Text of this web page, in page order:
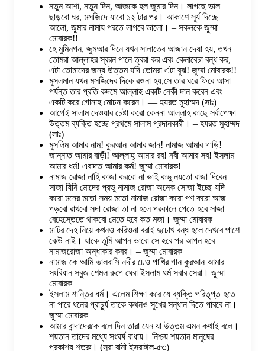
নতুন আশা, নতুন দিন, আজকে হল জুমার দিন। লাগছে ভাল
ছাড়বো ঘর, মসজিদে যাবো ১২ টার পর। আকাশে সূর্য দিচ্ছে
আলো, জুমার নামায পরতে লাগবে ভালো। – সকলকে জুম্মা
মোবারক!!
হে মুমিনগন, জুমআর দিনে যখন সালাতের আজান দেয়া হয়, তখন
তোমরা আল্লাহর স্বরন পানে ত্বরা কর এবং কেনাবেচা বন্ধ কর,
এটা তোমাদের জন্য উত্তম যদি তোমরা এটা বুঝ! জুম্মা মোবারক!!
মুসলমান যখন মসজিদের দিকে রওনা হয়,সে তার ঘরে ফিরে আসা
পর্যন্ত তার প্রতি কদমে আল্লাহ একটি নেকী দান করেন এবং
একটি করে গোনাহ মোচন করেন। — হযরত মুহাম্মদ (সাঃ)
আগেই সালাম দেওয়ার চেষ্টা করো কেননা আল্লাহ কাছে সর্বাপেক্ষা
উত্তম ব্যক্তি হচ্ছে প্রথমে সালাম প্রদানকারী। – হযরত মুহাম্মদ
(সাঃ)
মুসলিম আমার নাম! কুরআন আমার জান! নামাজ আমার গাড়ি!
জান্নাত আমার বাড়ী! আল্লাহ্ আমার রব! নবী আমার সব! ইসলাম
আমার ধর্ম! এবাদত আমার কর্ম! জুম্মা মোবারক!
নামাজ রোজা নাহি কাজা করবো না ভাই কভু নয়তো রাজা দিবেন
সাজা যিনি মোদের প্রভু নামাজ রোজা অনেক সোজা ইচ্ছে যদি
করো মনের মতো সময় মতো নামাজ রোজা করো পণ করো আজ
পড়বো রাখবো সদা রোজা তা না হলে পরকালে পেতে হবে সাজা
বেহেস্তেতে থাকবো মেতে হবে কত মজা। জুম্মা মোবারক
মাটির দেহ নিয়ে কখনও করিওনা বরাই দুচোখ বন্ধ হলে দেখবে পাশে
কেউ নাই। যাকে তুমি আপন ভাবো সে হবে পর আপন হবে
নামাজরোজা অন্ধাকার কবর। – জুম্মা মোবারক
নামাজ কে আমি ভালবাসি নদীর ঢেও পাখির গান কুরআন আমার
সংবিধান সবুজ শেমল রুপে ঘেরা ইসলাম ধর্ম সবার সেরা। জুম্মা
মোবারক
ইসলাম শান্তির ধর্ম। এলেম শিক্ষা করে যে ব্যক্তি পরিতৃপ্ত হতে
না পারে ধনের প্রাচুর্য তাকে কথনও সুখের সন্ধান দিতে পারবে না।
জুম্মা মোবারক
আমার বান্দাদেরকে বলে দিন তারা যেন যা উত্তম এমন কথাই বলে।
শয়তান তাদের মধ্যে সংঘর্ষ বাধায়। নিশ্চয় শয়তান মানুষের
প্রকাশ্য শত্রু। (সুরা বানী ইসরাঈল-৫৩)